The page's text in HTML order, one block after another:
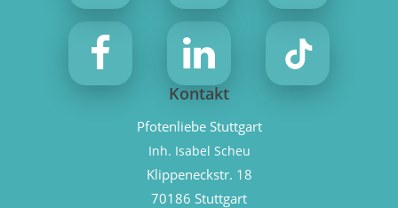
Kontakt
Pfotenliebe Stuttgart
Inh. Isabel Scheu
Klippeneckstr. 18
70186 Stuttgart